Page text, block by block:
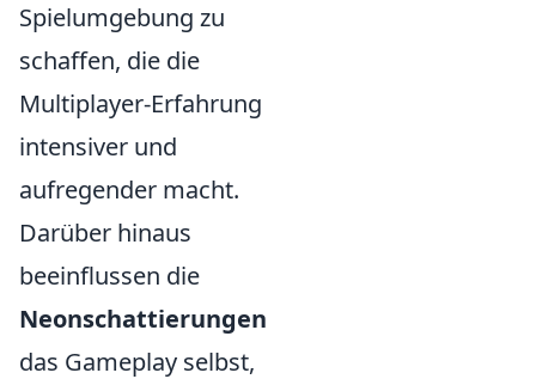
Spielumgebung zu
schaffen, die die
Multiplayer-Erfahrung
intensiver und
aufregender macht.
Darüber hinaus
beeinflussen die
Neonschattierungen
das Gameplay selbst,